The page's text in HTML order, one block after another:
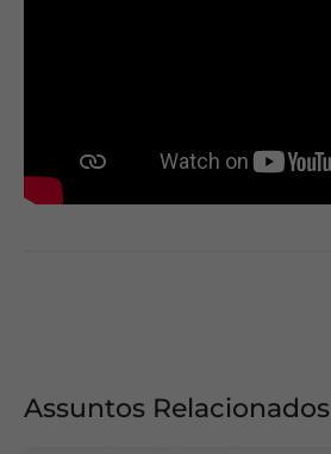
Assuntos Relacionados